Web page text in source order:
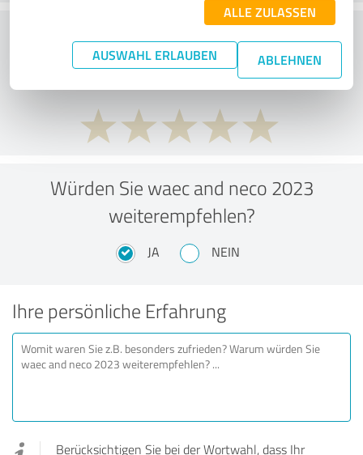
ALLE ZULASSEN
AUSWAHL ERLAUBEN ABLEHNEN
Wie beurteilen Sie das
Preis-/Leistungsverhältnis?
Würden Sie waec and neco 2023
weiterempfehlen?
JA NEIN
Ihre persönliche Erfahrung
Berücksichtigen Sie bei der Wortwahl, dass Ihr